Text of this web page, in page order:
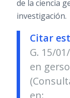
de la ciencia
investigación.
Citar
G. 15/
en
en: